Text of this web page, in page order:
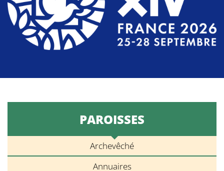
PAROISSES
Archevêché
Annuaires